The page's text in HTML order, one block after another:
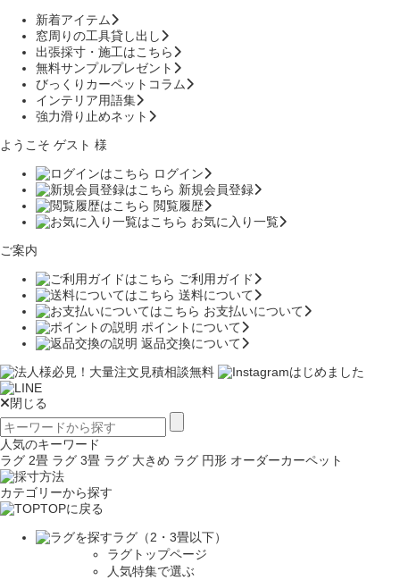
新着アイテム
窓周りの工具貸し出し
出張採寸・施工はこちら
無料サンプルプレゼント
びっくりカーペットコラム
インテリア用語集
強力滑り止めネット
ようこそ ゲスト 様
ログイン
新規会員登録
閲覧履歴
お気に入り一覧
ご案内
ご利用ガイド
送料について
お支払いについて
ポイントについて
返品交換について
閉じる
人気のキーワード
ラグ 2畳 ラグ 3畳 ラグ 大きめ ラグ 円形 オーダーカーペット
カテゴリーから探す
TOPに戻る
ラグ（2・3畳以下）
ラグトップページ
人気特集で選ぶ